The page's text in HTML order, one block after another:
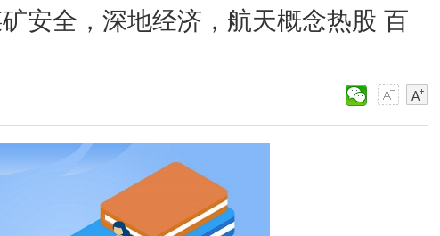
安全，深地经济，航天概念热股 百